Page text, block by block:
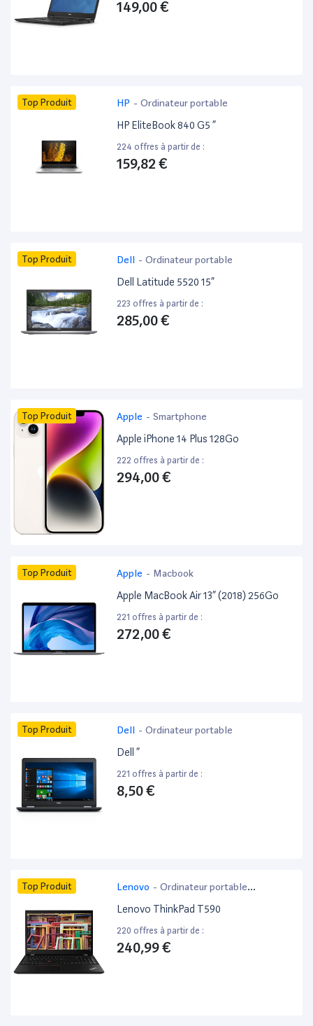
149,00 €
Top Produit HP - Ordinateur portable
HP EliteBook 840 G5 ”
224 offres à partir de :
159,82 €
Top Produit Dell - Ordinateur portable
Dell Latitude 5520 15”
223 offres à partir de :
285,00 €
Top Produit Apple - Smartphone
Apple iPhone 14 Plus 128Go
222 offres à partir de :
294,00 €
Top Produit Apple - Macbook
Apple MacBook Air 13” (2018) 256Go
221 offres à partir de :
272,00 €
Top Produit Dell - Ordinateur portable
Dell ”
221 offres à partir de :
8,50 €
Top Produit Lenovo - Ordinateur portable
bureautique
Lenovo ThinkPad T590
220 offres à partir de :
240,99 €